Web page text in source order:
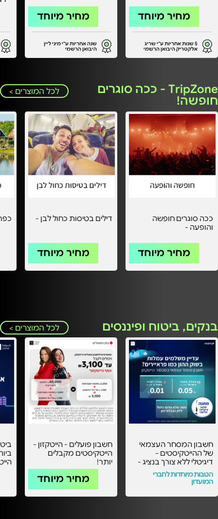
מחיר מיוחד
5 שנות אחריות ע"י שריג
אלקטריק היבואן הרשמי
מחיר מיוחד
שנה אחריות ע"י מיני ליין
היבואן הרשמי
TripZone - ככה סוגרים
חופשה!
לכל המוצרים >
ככה סוגרים חופשה
והופעה -
מחיר מיוחד
דילים בטיסות כחול לבן -
מחיר מיוחד
בנקים, ביטוח ופיננסים לכל המוצרים >
חשבון המסחר העצמאי
של ההייטקיסטים -
דיגיטלי ללא צורך בנציג -
עם העמלות הכי
משתלמות בסבסוד
הייטקזון! -
הטבות מיוחדות לחברי
המועדון
חשבון פועלים - הייטקזון -
הייטקיסטים מקבלים
יותר!
מחיר מיוחד